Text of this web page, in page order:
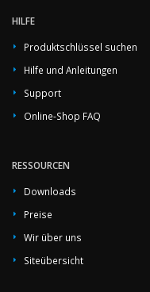
HILFE
Produktschlüssel suchen
Hilfe und Anleitungen
Support
Online-Shop FAQ
RESSOURCEN
Downloads
Preise
Wir über uns
Siteübersicht